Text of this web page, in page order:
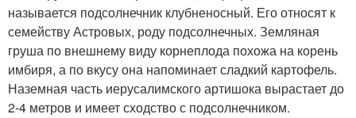
называется подсолнечник клубненосный. Его относят к
семейству Астровых, роду подсолнечных. Земляная
груша по внешнему виду корнеплода похожа на корень
имбиря, а по вкусу она напоминает сладкий картофель.
Наземная часть иерусалимского артишока вырастает до
2-4 метров и имеет сходство с подсолнечником.